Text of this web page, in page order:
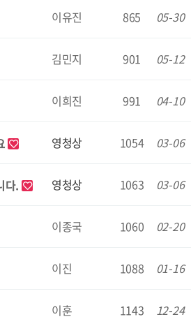
이유진 865 05-30
김민지 901 05-12
이희진 991 04-10
영청상 1054 03-06
다. 영청상 1063 03-06
이종국 1060 02-20
이진 1088 01-16
이훈 1143 12-24